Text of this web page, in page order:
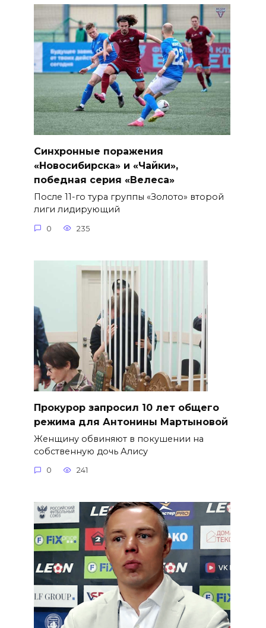
Синхронные поражения
«Новосибирска» и «Чайки»,
победная серия «Велеса»
После 11-го тура группы «Золото» второй
лиги лидирующий
0 235
​Прокурор запросил 10 лет общего
режима для Антонины Мартыновой
Женщину обвиняют в покушении на
собственную дочь Алису
0 241